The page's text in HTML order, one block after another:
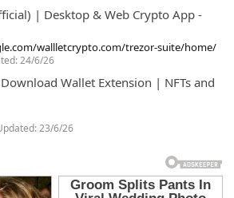
| Desktop & Web Crypto App -
wallletcrypto.com/trezor-suite/home/
24/6/26
Wallet Extension | NFTs and
23/6/26